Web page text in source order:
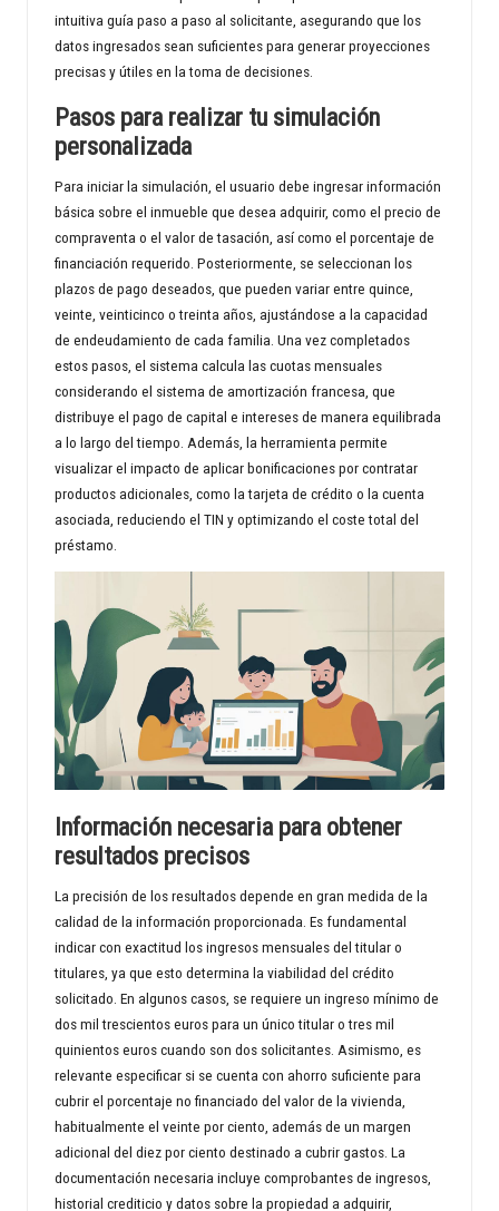
intuitiva guía paso a paso al solicitante, asegurando que los
datos ingresados sean suficientes para generar proyecciones
precisas y útiles en la toma de decisiones.
Pasos para realizar tu simulación
personalizada
Para iniciar la simulación, el usuario debe ingresar información
básica sobre el inmueble que desea adquirir, como el precio de
compraventa o el valor de tasación, así como el porcentaje de
financiación requerido. Posteriormente, se seleccionan los
plazos de pago deseados, que pueden variar entre quince,
veinte, veinticinco o treinta años, ajustándose a la capacidad
de endeudamiento de cada familia. Una vez completados
estos pasos, el sistema calcula las cuotas mensuales
considerando el sistema de amortización francesa, que
distribuye el pago de capital e intereses de manera equilibrada
a lo largo del tiempo. Además, la herramienta permite
visualizar el impacto de aplicar bonificaciones por contratar
productos adicionales, como la tarjeta de crédito o la cuenta
asociada, reduciendo el TIN y optimizando el coste total del
préstamo.
Información necesaria para obtener
resultados precisos
La precisión de los resultados depende en gran medida de la
calidad de la información proporcionada. Es fundamental
indicar con exactitud los ingresos mensuales del titular o
titulares, ya que esto determina la viabilidad del crédito
solicitado. En algunos casos, se requiere un ingreso mínimo de
dos mil trescientos euros para un único titular o tres mil
quinientos euros cuando son dos solicitantes. Asimismo, es
relevante especificar si se cuenta con ahorro suficiente para
cubrir el porcentaje no financiado del valor de la vivienda,
habitualmente el veinte por ciento, además de un margen
adicional del diez por ciento destinado a cubrir gastos. La
documentación necesaria incluye comprobantes de ingresos,
historial crediticio y datos sobre la propiedad a adquirir,